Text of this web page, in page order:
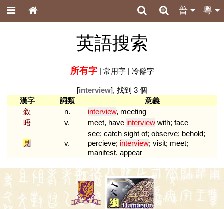
粵
普
英語搜索
所有字| 常用字| 冷僻字
[interview], 找到 3 個
漢字
詞類
意義
敘
n. interview, meeting
晤
v. meet, have interview with; face
見 v.
see; catch sight of; observe; behold;
percieve; interview; visit; meet;
manifest, appear